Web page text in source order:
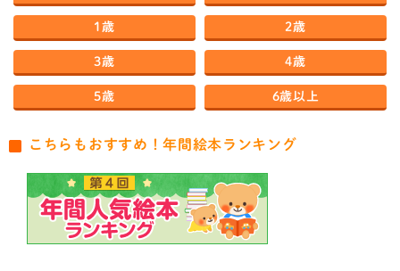
1歳 2歳
3歳 4歳
5歳 6歳以上
こちらもおすすめ！年間絵本ランキング